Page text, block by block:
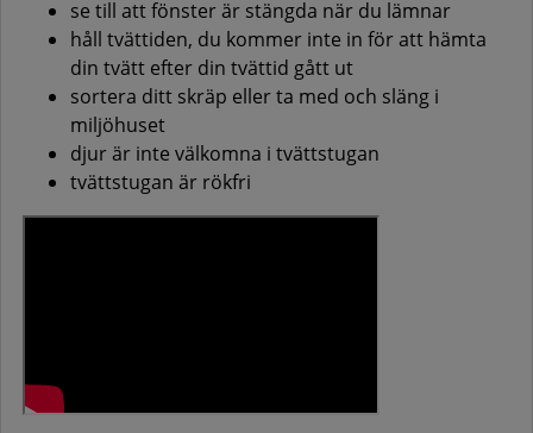
se till att fönster är stängda när du lämnar
håll tvättiden, du kommer inte in för att hämta
din tvätt efter din tvättid gått ut
sortera ditt skräp eller ta med och släng i
miljöhuset
djur är inte välkomna i tvättstugan
tvättstugan är rökfri